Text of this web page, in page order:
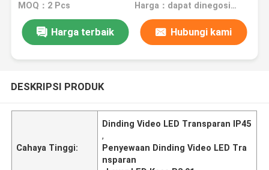
MOQ：2 Pcs Harga：dapat dinegosiasikan
Harga terbaik Hubungi kami
DESKRIPSI PRODUK
Cahaya Tinggi:
Dinding Video LED Transparan IP45
,
Penyewaan Dinding Video LED Tra
nsparan